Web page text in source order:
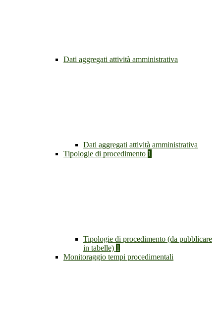
Dati aggregati attività amministrativa
Dati aggregati attività amministrativa
Tipologie di procedimento 1
Tipologie di procedimento (da pubblicare
in tabelle) 1
Monitoraggio tempi procedimentali